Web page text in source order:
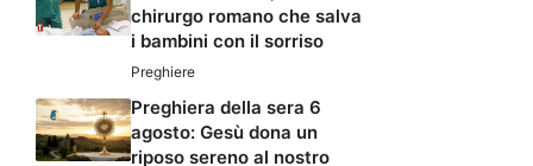
chirurgo romano che salva
i bambini con il sorriso
Preghiere
Preghiera della sera 6
agosto: Gesù dona un
riposo sereno al nostro